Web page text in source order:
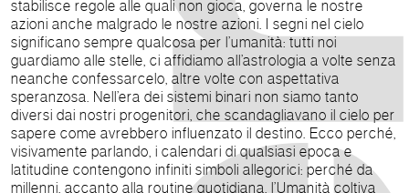
stabilisce regole alle quali non gioca, governa le nostre
azioni anche malgrado le nostre azioni. I segni nel cielo
significano sempre qualcosa per l’umanità: tutti noi
guardiamo alle stelle, ci affidiamo all’astrologia a volte senza
neanche confessarcelo, altre volte con aspettativa
speranzosa. Nell’era dei sistemi binari non siamo tanto
diversi dai nostri progenitori, che scandagliavano il cielo per
sapere come avrebbero influenzato il destino. Ecco perché,
visivamente parlando, i calendari di qualsiasi epoca e
latitudine contengono infiniti simboli allegorici: perché da
millenni, accanto alla routine quotidiana, l’Umanità coltiva